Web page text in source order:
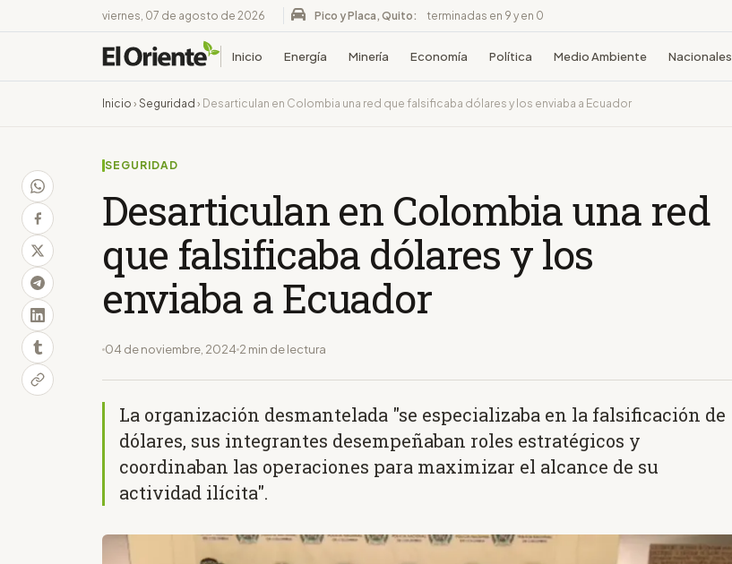
viernes, 07 de agosto de 2026 Pico y Placa, Quito: terminadas en 9 y en 0
Inicio Energía Minería Economía Política Medio Ambiente Nacionales
Inicio › Seguridad › Desarticulan en Colombia una red que falsificaba dólares y los enviaba a Ecuador
SEGURIDAD
Desarticulan en Colombia una red
que falsificaba dólares y los
enviaba a Ecuador
04 de noviembre, 2024 2 min de lectura
La organización desmantelada "se especializaba en la falsificación de
dólares, sus integrantes desempeñaban roles estratégicos y
coordinaban las operaciones para maximizar el alcance de su
actividad ilícita".